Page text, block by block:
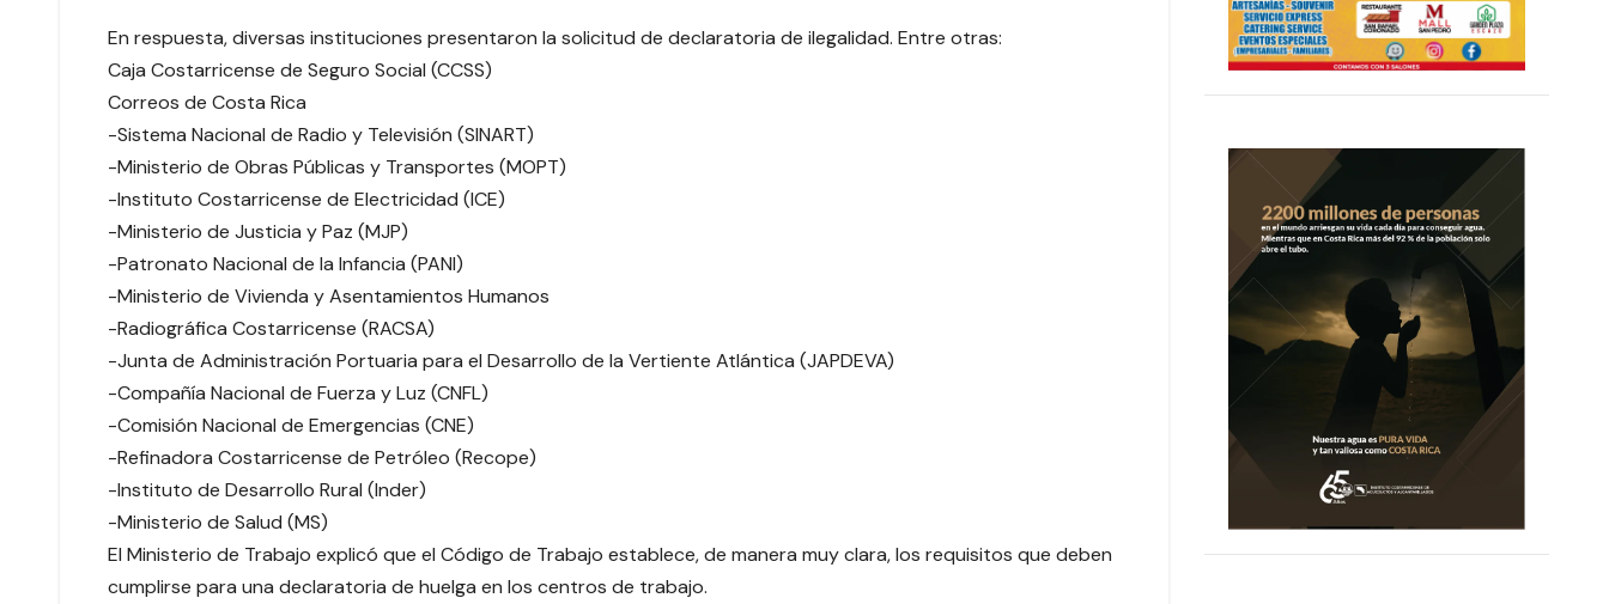
En respuesta, diversas instituciones presentaron la solicitud de declaratoria de ilegalidad. Entre otras:
Caja Costarricense de Seguro Social (CCSS)
Correos de Costa Rica
-Sistema Nacional de Radio y Televisión (SINART)
-Ministerio de Obras Públicas y Transportes (MOPT)
-Instituto Costarricense de Electricidad (ICE)
-Ministerio de Justicia y Paz (MJP)
-Patronato Nacional de la Infancia (PANI)
-Ministerio de Vivienda y Asentamientos Humanos
-Radiográfica Costarricense (RACSA)
-Junta de Administración Portuaria para el Desarrollo de la Vertiente Atlántica (JAPDEVA)
-Compañía Nacional de Fuerza y Luz (CNFL)
-Comisión Nacional de Emergencias (CNE)
-Refinadora Costarricense de Petróleo (Recope)
-Instituto de Desarrollo Rural (Inder)
-Ministerio de Salud (MS)
El Ministerio de Trabajo explicó que el Código de Trabajo establece, de manera muy clara, los requisitos que deben
cumplirse para una declaratoria de huelga en los centros de trabajo.